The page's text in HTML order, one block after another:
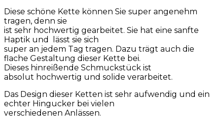
Diese schöne Kette können Sie super angenehm
tragen, denn sie
ist sehr hochwertig gearbeitet. Sie hat eine sanfte
Haptik und lässt sie sich
super an jedem Tag tragen. Dazu trägt auch die
flache Gestaltung dieser Kette bei.
Dieses hinreißende Schmuckstück ist
absolut hochwertig und solide verarbeitet.
Das Design dieser Ketten ist sehr aufwendig und ein
echter Hingucker bei vielen
verschiedenen Anlässen.